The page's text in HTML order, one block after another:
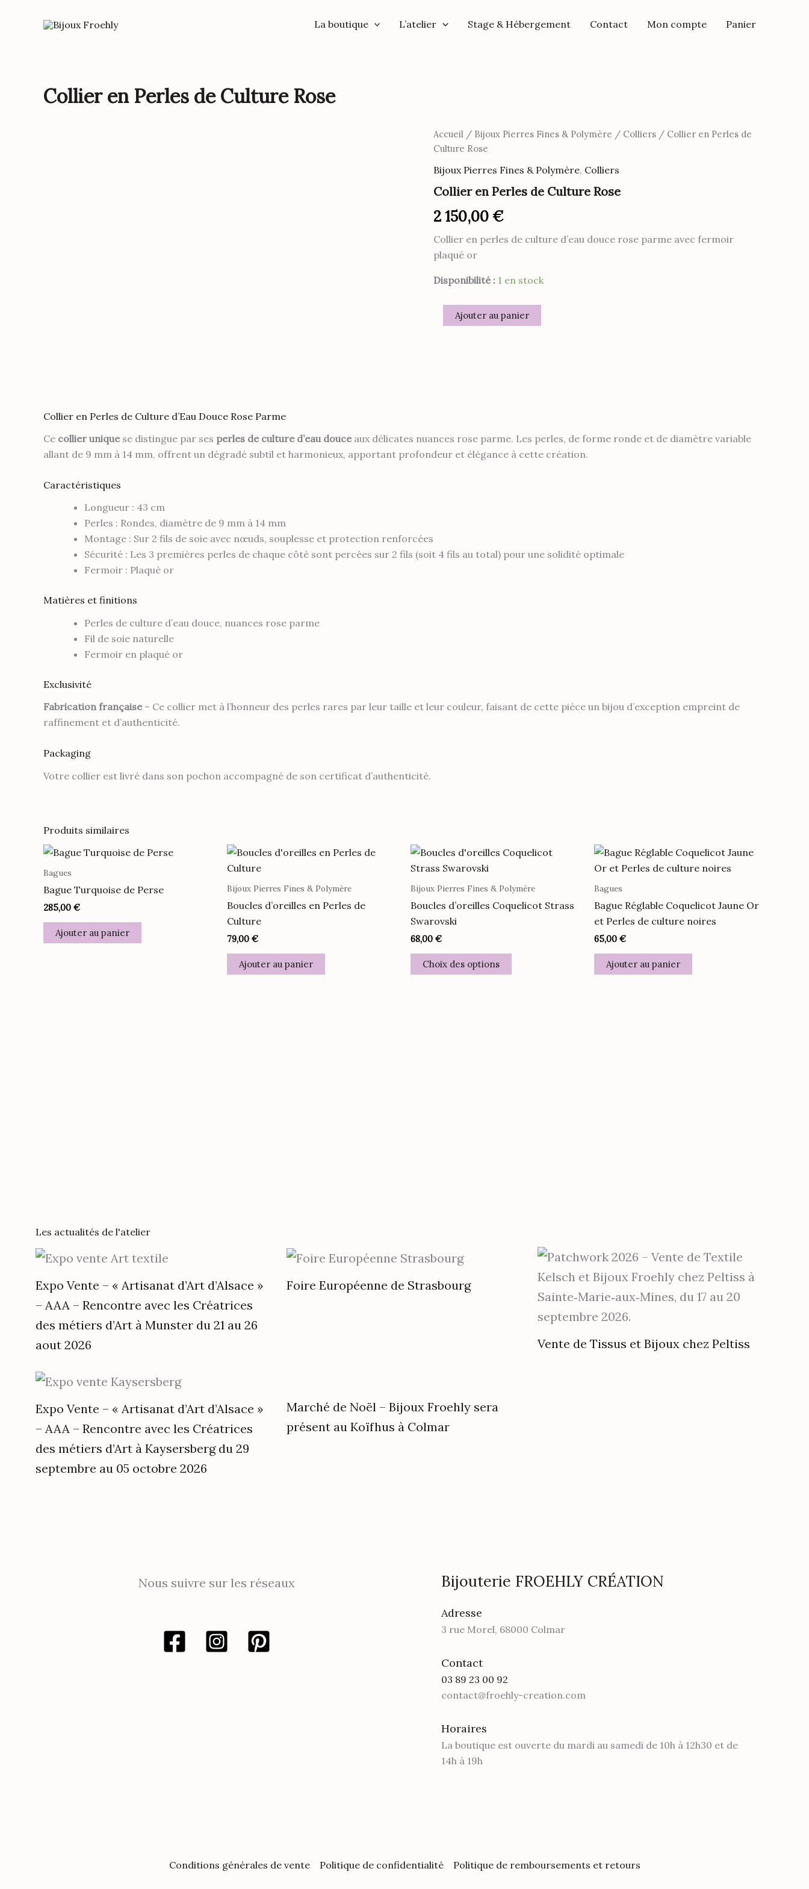
La boutique L’atelier Stage & Hébergement Contact Mon compte Panier
Collier en Perles de Culture Rose
Accueil / Bijoux Pierres Fines & Polymère / Colliers / Collier en Perles de
Culture Rose
Bijoux Pierres Fines & Polymère, Colliers
Collier en Perles de Culture Rose
2 150,00€
Collier en perles de culture d’eau douce rose parme avec fermoir
plaqué or
Disponibilité : 1 en stock
quantitéAjouter au panier
Collier en Perles de Culture d’Eau Douce Rose Parme
Ce collier uniquese distingue par ses perles de culture d’eau douceaux délicates nuances rose parme. Les perles, de forme ronde et de diamètre variable
allant de 9 mm à 14 mm, offrent un dégradé subtil et harmonieux, apportant profondeur et élégance à cette création.
Caractéristiques
Longueur : 43 cm
Perles : Rondes, diamètre de 9 mm à 14 mm
Montage : Sur 2 fils de soie avec nœuds, souplesse et protection renforcées
Sécurité : Les 3 premières perles de chaque côté sont percées sur 2 fils (soit 4 fils au total) pour une solidité optimale
Fermoir : Plaqué or
Matières et finitions
Perles de culture d’eau douce, nuances rose parme
Fil de soie naturelle
Fermoir en plaqué or
Exclusivité
Fabrication française– Ce collier met à l’honneur des perles rares par leur taille et leur couleur, faisant de cette pièce un bijou d’exception empreint de
raffinement et d’authenticité.
Packaging
Votre collier est livré dans son pochon accompagné de son certificat d’authenticité.
Produits similaires
Bagues
Bague Turquoise de Perse
285,00 €
Ajouter au panier
Bijoux Pierres Fines & Polymère
Boucles d’oreilles en Perles de
Culture
79,00 €
Ajouter au panier
Bijoux Pierres Fines & Polymère
Boucles d’oreilles Coquelicot Strass
Swarovski
68,00 €
Choix des options
Ce
produit
Bagues
Bague Réglable Coquelicot Jaune Or
et Perles de culture noires
65,00 €
Ajouter au panier
Les actualités de l'atelier
Expo Vente – « Artisanat d’Art d’Alsace »
– AAA – Rencontre avec les Créatrices
des métiers d’Art à Munster du 21 au 26
aout 2026
Foire Européenne de Strasbourg
Vente de Tissus et Bijoux chez Peltiss
Expo Vente – « Artisanat d’Art d’Alsace »
– AAA – Rencontre avec les Créatrices
des métiers d’Art à Kaysersberg du 29
septembre au 05 octobre 2026
Marché de Noël – Bijoux Froehly sera
présent au Koïfhus à Colmar
Nous suivre sur les réseaux Bijouterie FROEHLY CRÉATION
Adresse
3 rue Morel, 68000 Colmar
Contact
03 89 23 00 92
contact@froehly-creation.com
Horaires
La boutique est ouverte du mardi au samedi de 10h à 12h30 et de
14h à 19h
Conditions générales de vente Politique de confidentialité Politique de remboursements et retours
en